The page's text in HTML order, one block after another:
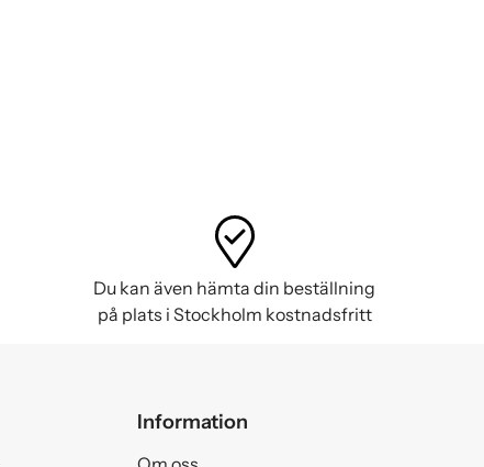
Du kan även hämta din beställning
på plats i Stockholm kostnadsfritt
Information